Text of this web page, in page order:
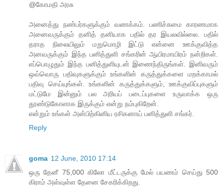
@கோமதி அரசு
அனைத்து நண்பர்களுக்கும் வணக்கம். பணிச்சுமை காரணமாக
அனைவருக்கும் தனித் தனியாக பதில் தர இயலவில்லை. பதில்
தராத நிலையிலும் மறுமொழி இட்டு என்னை ஊக்குவித்த
அனவருக்கும் இந்த பனித்துளி சங்கரின் ஆயிரமாயிரம் நன்றிகள்.
எப்பொழுதும் இந்த பனித்துளியுடன் இணைந்திருங்கள். இனிவரும்
ஒவ்வொரு பதிவுகளுக்கும் உங்களின் கருத்துக்களை மறக்காமல்
பதிவு செய்யுங்கள். உங்களின் கருத்துக்களும், ஊக்குவிப்புகளும்
மட்டுமே இன்னும் பல அரியப் படைப்புகளை உருவாக்க ஒரு
தூண்டுகோளாக இருக்கும் என்று நம்புகிறேன்.
என்றும் உங்கள் அன்பிற்கினிய ரசிகனாய் பனித்துளி சங்கர்.
Reply
goma 12 June, 2010 17:14
ஒரு தேனீ 75,000 கிலோ மீட்டருக்கு மேல் பயணம் செய்து 500
கிராம் அள்வுள்ள தேனை சேகரிக்கிறது.